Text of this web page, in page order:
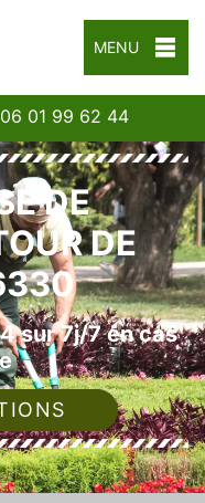
MENU
06 01 99 62 44
DE
DE
sur 7j/7 en cas